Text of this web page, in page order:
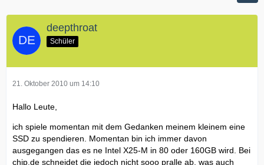
deepthroat
Schüler
21. Oktober 2010 um 14:10
Hallo Leute,
ich spiele momentan mit dem Gedanken meinem kleinem eine
SSD zu spendieren. Momentan bin ich immer davon
ausgegangen das es ne Intel X25-M in 80 oder 160GB wird. Bei
chip.de schneidet die jedoch nicht sooo pralle ab, was auch